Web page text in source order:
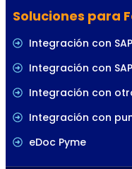
Soluciones para
Integración con
Integración con SAP
Integración con
Integración con
eDoc Pyme